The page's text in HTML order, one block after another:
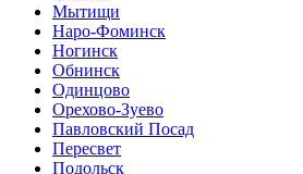
Мытищи
Наро-Фоминск
Ногинск
Обнинск
Одинцово
Орехово-Зуево
Павловский Посад
Пересвет
Подольск